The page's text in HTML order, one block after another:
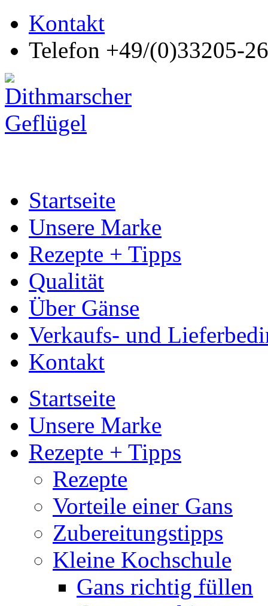
Kontakt
Telefon +49/(0)33205-
Startseite
Unsere Marke
Rezepte + Tipps
Qualität
Über Gänse
Verkaufs- und
Kontakt
Startseite
Unsere Marke
Rezepte + Tipps
Rezepte
Vorteile einer Gans
Zubereitungstipps
Kleine Kochschule
Gans richtig füllen